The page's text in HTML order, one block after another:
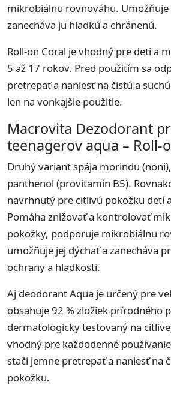
mikrobiálnu rovnováhu. Umožňuje
zanecháva ju hladkú a chránenú.
Roll-on Coral je vhodný pre deti a
5 až 17 rokov. Pred použitím sa
pretrepať a naniesť na čistú a
len na vonkajšie použitie.
Macrovita Dezodorant
teenagerov aqua – Roll-
Druhý variant spája morindu
panthenol (provitamín B5).
navrhnutý pre citlivú pokožku detí
Pomáha znižovať a kontrolovať
pokožky, podporuje mikrobiálnu
umožňuje jej dýchať a zanecháva
ochrany a hladkosti.
Aj deodorant Aqua je určený pre
obsahuje 92 % zložiek prírodného
dermatologicky testovaný na
vhodný pre každodenné
stačí jemne pretrepať a naniesť na
pokožku.